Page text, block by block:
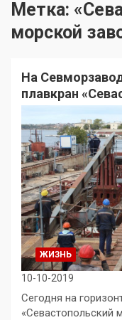
Метка:
морской
На
плавкран
ЖИЗНЬ
10-10-2019
Сегодня на
«Севастопольский